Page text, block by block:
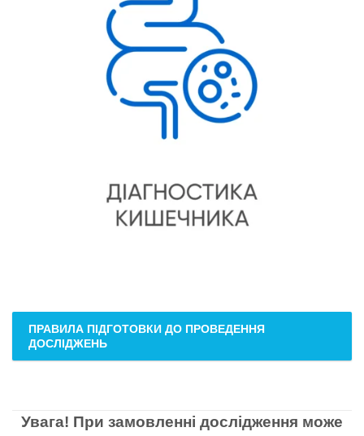
ПРАВИЛА ПІДГОТОВКИ ДО ПРОВЕДЕННЯ
ДОСЛІДЖЕНЬ
Увага! При замовленні дослідження може